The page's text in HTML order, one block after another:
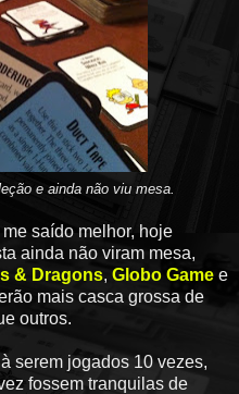
e ainda não viu mesa.
saído melhor, hoje
ainda não viram mesa,
& Dragons, Globo Game e
mais casca grossa de
outros.
serem jogados 10 vezes,
fossem tranquilas de